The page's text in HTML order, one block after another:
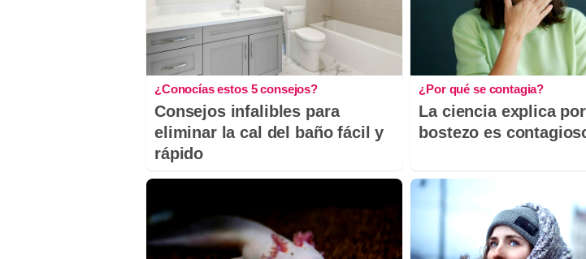
¿Conocías estos 5 consejos?
Consejos infalibles para
eliminar la cal del baño fácil y
rápido
¿Por qué se contagia?
La ciencia explica por
bostezo es